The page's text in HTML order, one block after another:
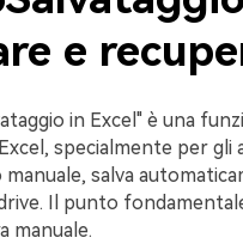
e
in Excel" è una
specialmente per gli
manuale, salva
Il punto
manuale.